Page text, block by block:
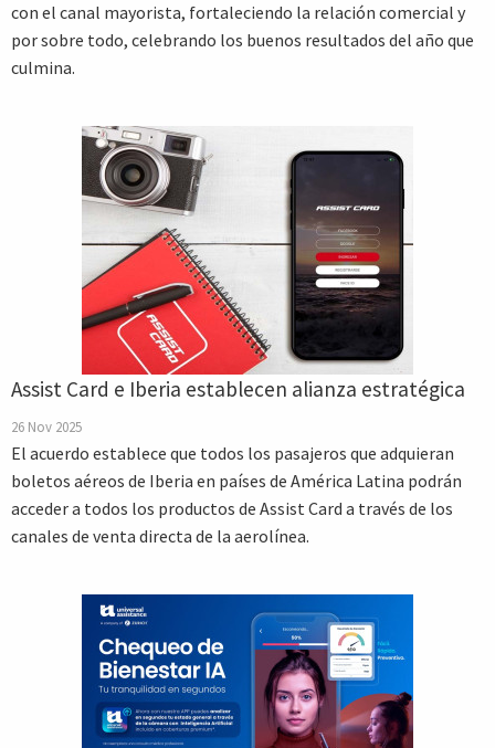
con el canal mayorista, fortaleciendo la relación comercial y
por sobre todo, celebrando los buenos resultados del año que
culmina.
Assist Card e Iberia establecen alianza estratégica
26 Nov 2025
El acuerdo establece que todos los pasajeros que adquieran
boletos aéreos de Iberia en países de América Latina podrán
acceder a todos los productos de Assist Card a través de los
canales de venta directa de la aerolínea.